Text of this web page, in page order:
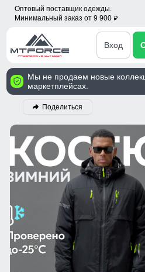
Оптовый поставщик одежды.
Минимальный заказ от 9 900 p
Вход
Мы не продаем новые
маркетплейсах.
Поделиться